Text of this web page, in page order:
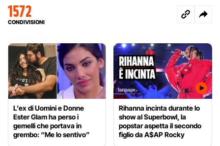
1572
CONDIVISIONI
L’ex di Uomini e Donne
Ester Glam ha perso i
gemelli che portava in
grembo: “Me lo sentivo”
Rihanna incinta durante lo
show al Superbowl, la
popstar aspetta il secondo
figlio da A$AP Rocky